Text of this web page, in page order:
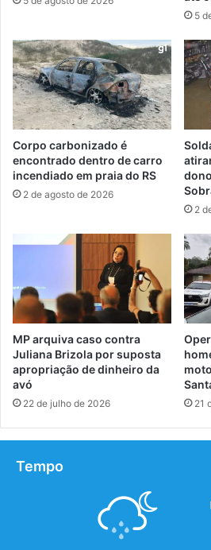
5
Corpo carbonizado é
encontrado dentro de carro
incendiado em praia do RS
2 de agosto de 2026
2
MP arquiva caso contra
Juliana Brizola por suposta
apropriação de dinheiro da
avó
22 de julho de 2026 21
Tempo